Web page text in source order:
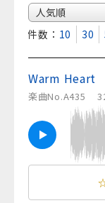
表示件数： 10 30
Warm Heart
楽曲No.A435